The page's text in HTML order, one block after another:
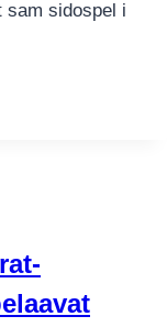
sam sidospel i